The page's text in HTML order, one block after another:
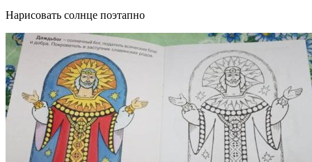
Нарисовать солнце поэтапно